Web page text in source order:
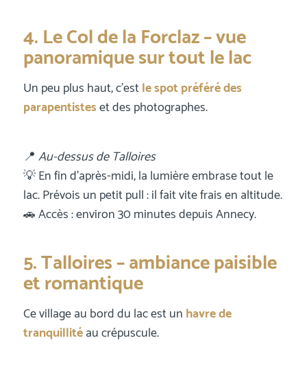
4. Le Col de la Forclaz – vue
panoramique sur tout le lac
Un peu plus haut, c’estle spot préféré des
parapentisteset des photographes.
📍 Au-dessus de Talloires
💡 En fin d’après-midi, la lumière embrase tout le
lac. Prévois un petit pull : il fait vite frais en altitude.
🚗 Accès : environ 30 minutes depuis Annecy.
5. Talloires – ambiance paisible
et romantique
Ce village au bord du lac est un havre de
tranquillitéau crépuscule.